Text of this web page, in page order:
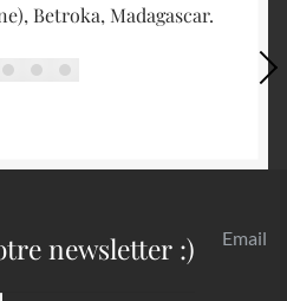
Betroka, Madagascar.
newsletter :) Email